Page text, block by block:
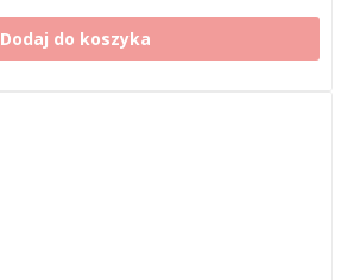
Dodaj do koszyka